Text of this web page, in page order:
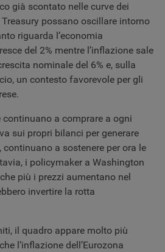
già scontato nelle curve dei
possano oscillare intorno
riguarda l’economia
del 2% mentre l’inflazione sale
nominale del 6% e, sulla
un contesto favorevole per gli
a comprare a ogni
sui propri bilanci per generare
a sostenere per ora le
i policymaker a Washington
più i prezzi aumentano nel
invertire la rotta
il quadro appare molto più
l’inflazione dell’Eurozona